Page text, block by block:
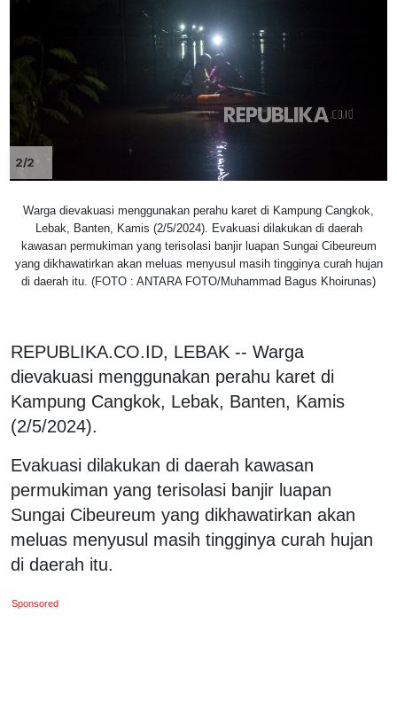
2/2
Warga dievakuasi menggunakan perahu karet di Kampung Cangkok,
Lebak, Banten, Kamis (2/5/2024). Evakuasi dilakukan di daerah
kawasan permukiman yang terisolasi banjir luapan Sungai Cibeureum
yang dikhawatirkan akan meluas menyusul masih tingginya curah hujan
di daerah itu. (FOTO : ANTARA FOTO/Muhammad Bagus Khoirunas)
REPUBLIKA.CO.ID, LEBAK -- Warga
dievakuasi menggunakan perahu karet di
Kampung Cangkok, Lebak, Banten, Kamis
(2/5/2024).
Evakuasi dilakukan di daerah kawasan
permukiman yang terisolasi banjir luapan
Sungai Cibeureum yang dikhawatirkan akan
meluas menyusul masih tingginya curah hujan
di daerah itu.
Sponsored